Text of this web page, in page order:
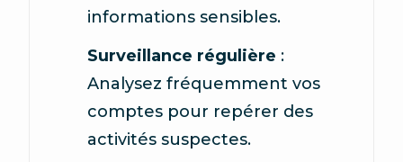
informations sensibles.
Surveillance régulière :
Analysez fréquemment vos
comptes pour repérer des
activités suspectes.